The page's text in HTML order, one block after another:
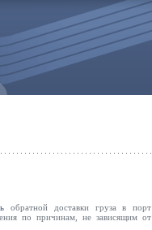
обратной доставки груза в порт
по причинам, не зависящим от